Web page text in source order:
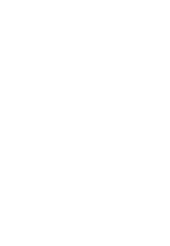
även bidrar till
energieffektiv